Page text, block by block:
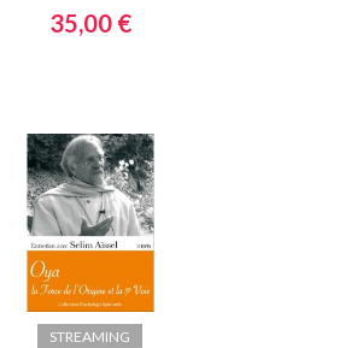
spiritualité
35,00 €
STREAMING